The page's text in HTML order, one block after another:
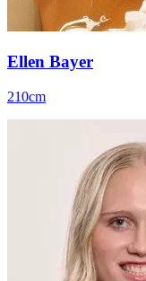
Ellen Bayer
210cm